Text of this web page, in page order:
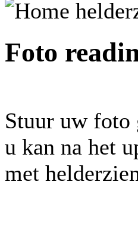
Foto
Stuur uw foto
u kan na het
met